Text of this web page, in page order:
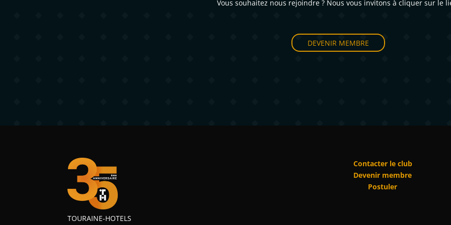
Vous souhaitez nous rejoindre ? Nous vous invitons à cliquer sur le
DEVENIR MEMBRE
TOURAINE-HOTELS
Contacter le club
Devenir membre
Postuler